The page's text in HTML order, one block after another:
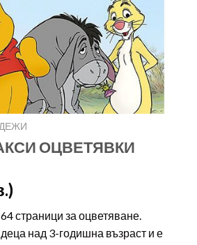
ОЦВЕТЯВКИ
страници за оцветяване.
над 3-годишна възраст и е